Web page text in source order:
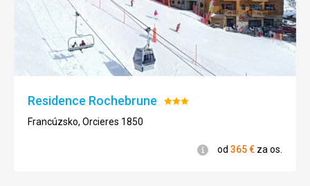
Residence Rochebrune Hodnotenie:
Francúzsko, Orcieres 1850
Informácie
od 365€ za os.